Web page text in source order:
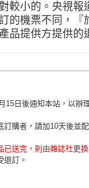
較小的。央視報
的機票不同，
品提供方提供的
15日後通知本站，以辦
訂購者，請加10天後並
已送完，則由雜誌社更
退訂。